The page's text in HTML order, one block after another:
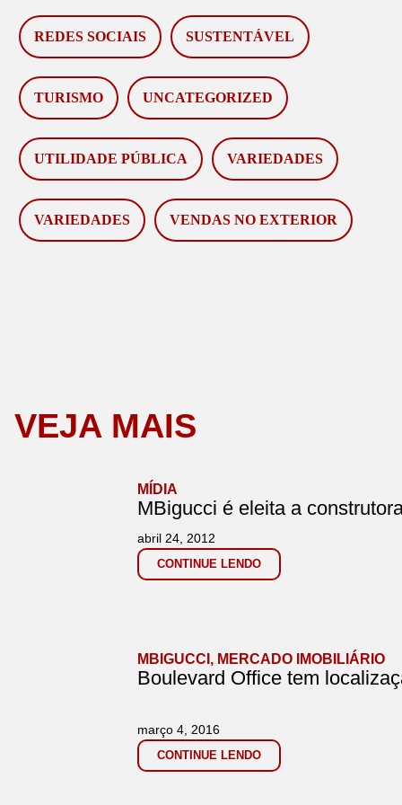
REDES SOCIAIS SUSTENTÁVEL
TURISMO UNCATEGORIZED
UTILIDADE PÚBLICA VARIEDADES
VARIEDADES VENDAS NO EXTERIOR
VEJA MAIS
MÍDIA
MBigucci é eleita a
CONTINUE LENDO
abril 24, 2012
MBIGUCCI , MERCADO IMOBILIÁRIO
Boulevard Office tem
CONTINUE LENDO
março 4, 2016